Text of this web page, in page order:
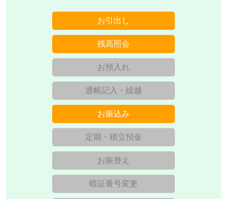
お引出し
残高照会
お預入れ
通帳記入・繰越
お振込み
定期・積立預金
お振替え
暗証番号変更